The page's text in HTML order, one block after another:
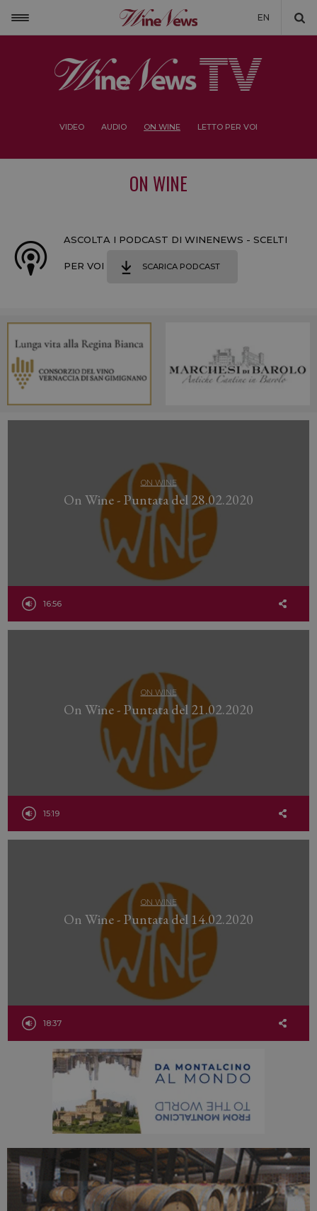
EN
VIDEO AUDIO ON WINE LETTO PER VOI
ON WINE
ASCOLTA I PODCAST DI WINENEWS - SCELTI
PER VOI SCARICA PODCAST
ON WINE
On Wine - Puntata del 28.02.2020
16:56
ON WINE
On Wine - Puntata del 21.02.2020
15:19
ON WINE
On Wine - Puntata del 14.02.2020
18:37